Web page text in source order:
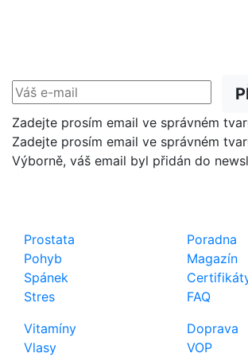
Zadejte prosím email ve správném
Zadejte prosím email ve správném
Výborně, váš email byl přidán do
Prostata
Pohyb
Spánek
Stres
Vitamíny
Vlasy
Poradna
Magazín
FAQ
Doprava
VOP